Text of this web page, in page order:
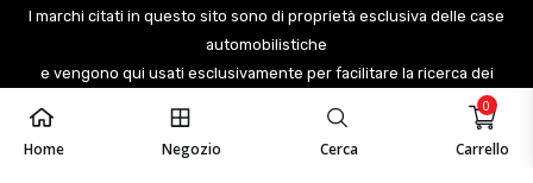
Home Negozio Cerca Carrello
0
I marchi citati in questo sito sono di proprietà esclusiva delle case
automobilistiche
e vengono qui usati esclusivamente per facilitare la ricerca dei